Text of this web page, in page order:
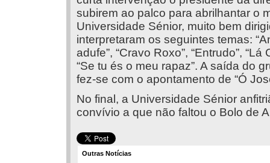
subirem ao palco para abrilhantar o
Universidade Sénior, muito bem
interpretaram os seguintes temas:
adufe”, “Cravo Roxo”, “Entrudo”,
“Se tu és o meu rapaz”. A saída do
fez-se com o apontamento de “Ó
No final, a Universidade Sénior
convívio a que não faltou o Bolo de
Outras Notícias